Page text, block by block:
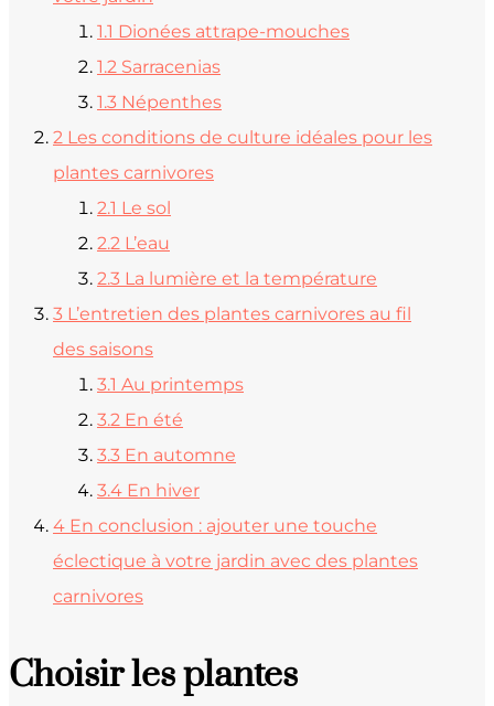
1.1 Dionées attrape-mouches
1.2 Sarracenias
1.3 Népenthes
2 Les conditions de culture idéales pour les
plantes carnivores
2.1 Le sol
2.2 L’eau
2.3 La lumière et la température
3 L’entretien des plantes carnivores au fil
des saisons
3.1 Au printemps
3.2 En été
3.3 En automne
3.4 En hiver
4 En conclusion : ajouter une touche
éclectique à votre jardin avec des plantes
carnivores
Choisir les plantes